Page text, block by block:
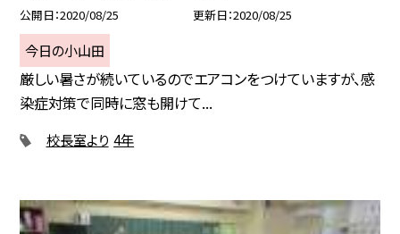
公開日 2020/08/25 更新日 2020/08/25
今日の小山田
厳しい暑さが続いているのでエアコンをつけていますが、感
染症対策で同時に窓も開けて...
校長室より 4年